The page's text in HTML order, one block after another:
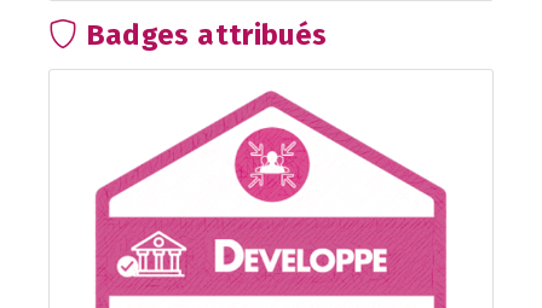
Badges attribués